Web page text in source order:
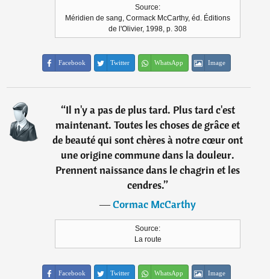
Source:
Méridien de sang, Cormack McCarthy, éd. Éditions
de l'Olivier, 1998, p. 308
Facebook Twitter WhatsApp Image
“Il n'y a pas de plus tard. Plus tard c'est
maintenant. Toutes les choses de grâce et
de beauté qui sont chères à notre cœur ont
une origine commune dans la douleur.
Prennent naissance dans le chagrin et les
cendres.”
―Cormac McCarthy
Source:
La route
Facebook Twitter WhatsApp Image